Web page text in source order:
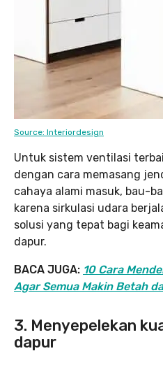
Source: Interiordesign
Untuk sistem ventilasi
dengan cara memasang
cahaya alami masuk, bau-
karena sirkulasi udara
solusi yang tepat bagi
dapur.
BACA JUGA: 10 Cara
Agar Semua Makin Betah
3. Menyepelekan
dapur